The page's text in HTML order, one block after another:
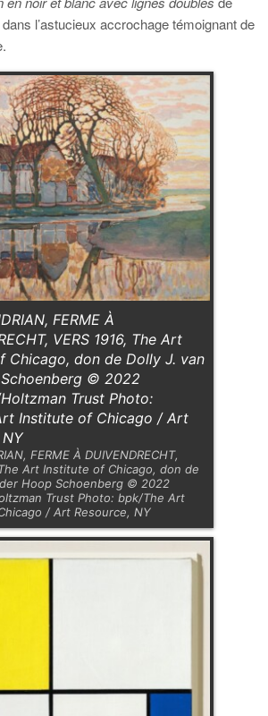
l’astucieux accrochage témoignant de
FERME À
VERS 1916, The Art
Chicago, don de Dolly J. van
© 2022
Trust Photo:
Institute of Chicago / Art
FERME À DUIVENDRECHT,
The Art Institute of Chicago, don de
Hoop Schoenberg © 2022
Trust Photo: bpk/The Art
/ Art Resource, NY